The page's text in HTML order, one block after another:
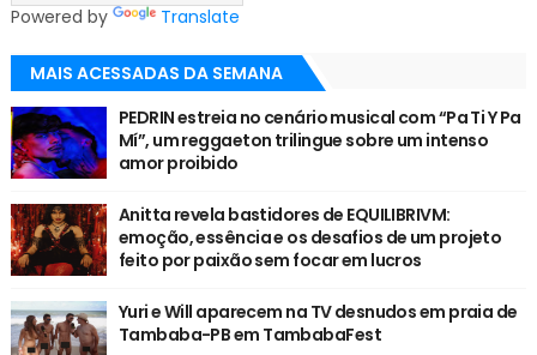
Powered by Translate
MAIS ACESSADAS DA SEMANA
PEDRIN estreia no cenário musical com “Pa Ti Y Pa
Mí”, um reggaeton trilingue sobre um intenso
amor proibido
Anitta revela bastidores de EQUILIBRIVM:
emoção, essência e os desafios de um projeto
feito por paixão sem focar em lucros
Yuri e Will aparecem na TV desnudos em praia de
Tambaba-PB em TambabaFest